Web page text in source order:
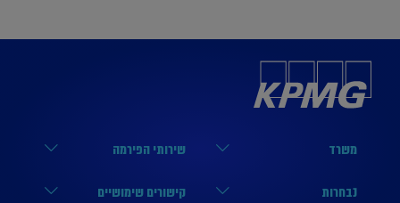
משרד
הארבעה 17, תל אביב
שירותי הפירמה
מערך הביקורת
נבחרות
קישורים שימושיים